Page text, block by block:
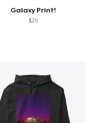
Galaxy Print!
$25